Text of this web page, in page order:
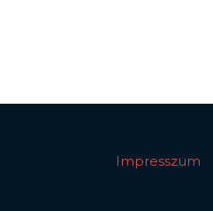
Impresszum